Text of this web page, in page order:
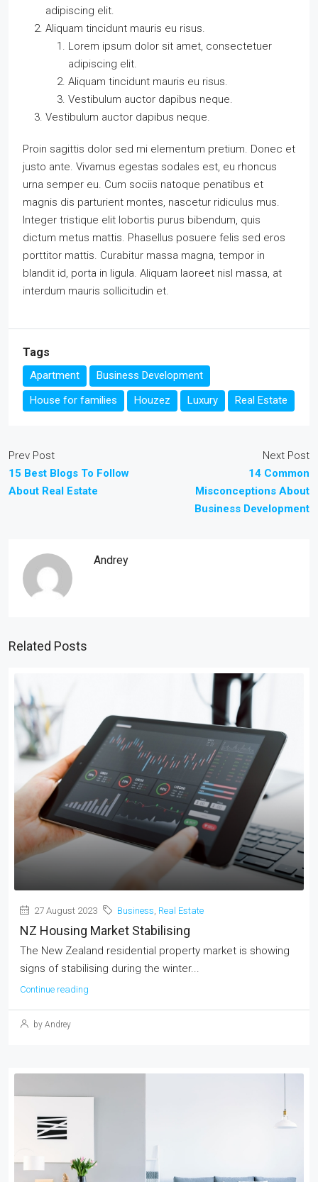
adipiscing elit.
Aliquam tincidunt mauris eu risus.
Lorem ipsum dolor sit amet, consectetuer
adipiscing elit.
Aliquam tincidunt mauris eu risus.
Vestibulum auctor dapibus neque.
Vestibulum auctor dapibus neque.
Proin sagittis dolor sed mi elementum pretium. Donec et
justo ante. Vivamus egestas sodales est, eu rhoncus
urna semper eu. Cum sociis natoque penatibus et
magnis dis parturient montes, nascetur ridiculus mus.
Integer tristique elit lobortis purus bibendum, quis
dictum metus mattis. Phasellus posuere felis sed eros
porttitor mattis. Curabitur massa magna, tempor in
blandit id, porta in ligula. Aliquam laoreet nisl massa, at
interdum mauris sollicitudin et.
Tags
Apartment
Business Development
House for families
Houzez Luxury Real Estate
Prev Post
15 Best Blogs To Follow
About Real Estate
Next Post
14 Common
Misconceptions About
Business Development
Andrey
Related Posts
27 August 2023 Business, Real Estate
NZ Housing Market Stabilising
The New Zealand residential property market is showing
signs of stabilising during the winter...
Continue reading
by Andrey